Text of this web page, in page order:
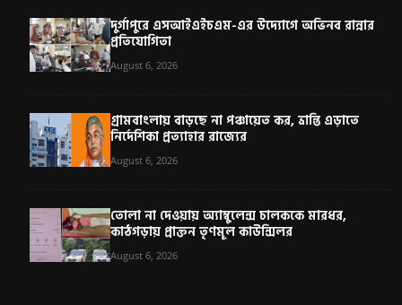
দুর্গাপুরে এসআইএইচএম-এর উদ্যোগে অভিনব রান্নার
প্রতিযোগিতা
August 6, 2026
গ্রামবাংলায় বাড়ছে না পঞ্চায়েত কর, ভ্রান্তি এড়াতে
নির্দেশিকা প্রত্যাহার রাজ্যের
August 6, 2026
তোলা না দেওয়ায় অ্যাম্বুলেন্স চালককে মারধর,
কাঠগড়ায় প্রাক্তন তৃণমূল কাউন্সিলর
August 6, 2026